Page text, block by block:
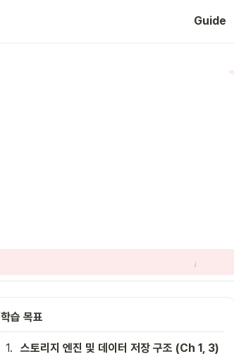
Guide
학습 목표
1. 스토리지 엔진 및 데이터 저장 구조 (Ch 1, 3)